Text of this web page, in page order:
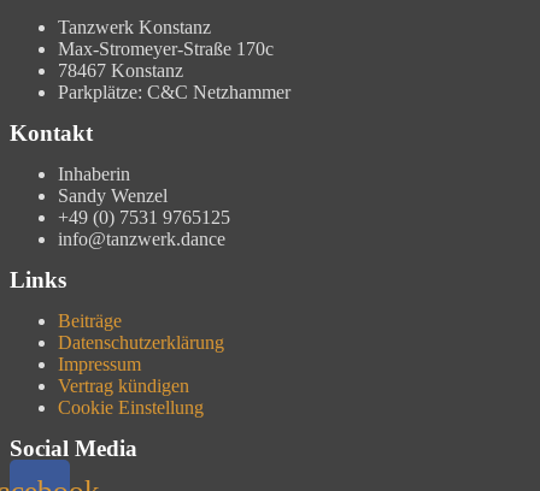
Tanzwerk Konstanz
Max-Stromeyer-Straße 170c
78467 Konstanz
Parkplätze: C&C Netzhammer
Kontakt
Inhaberin
Sandy Wenzel
+49 (0) 7531 9765125
info@tanzwerk.dance
Links
Beiträge
Datenschutzerklärung
Impressum
Vertrag kündigen
Cookie Einstellung
Social Media